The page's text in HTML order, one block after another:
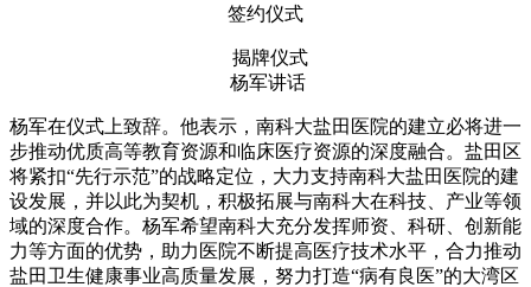
签约仪式
揭牌仪式
杨军讲话
杨军在仪式上致辞。他表示，南科大盐田医院的建立必将进一
步推动优质高等教育资源和临床医疗资源的深度融合。盐田区
将紧扣“先行示范”的战略定位，大力支持南科大盐田医院的建
设发展，并以此为契机，积极拓展与南科大在科技、产业等领
域的深度合作。杨军希望南科大充分发挥师资、科研、创新能
力等方面的优势，助力医院不断提高医疗技术水平，合力推动
盐田卫生健康事业高质量发展，努力打造“病有良医”的大湾区